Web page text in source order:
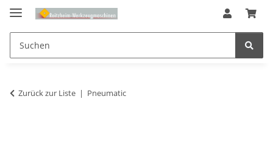
Zurück zur Liste Pneumatic